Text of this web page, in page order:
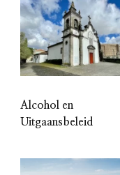
Alcohol en
Uitgaansbeleid